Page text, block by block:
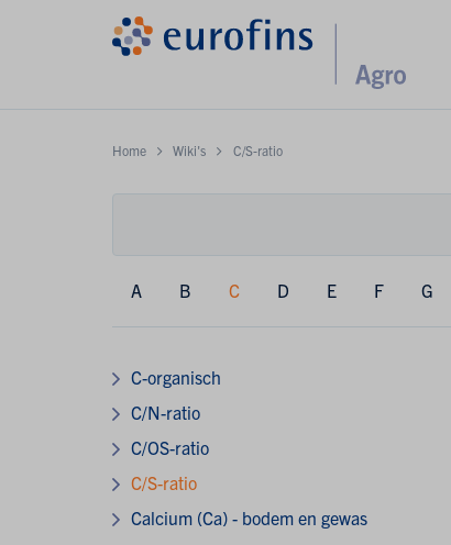
Home Wiki's C/S-ratio
A B C D E F G
C-organisch
C/N-ratio
C/OS-ratio
C/S-ratio
Calcium (Ca) - bodem en gewas